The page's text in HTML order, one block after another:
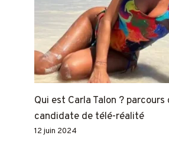
Qui est Carla Talon ? parcours
candidate de télé-réalité
12 juin 2024